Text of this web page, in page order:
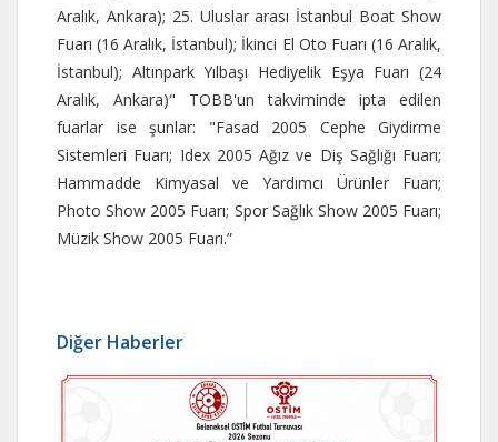
Aralık, Ankara); 25. Uluslar arası İstanbul Boat Show
Fuarı (16 Aralık, İstanbul); İkinci El Oto Fuarı (16 Aralık,
İstanbul); Altınpark Yılbaşı Hediyelik Eşya Fuarı (24
Aralık, Ankara)" TOBB'un takviminde ipta edilen
fuarlar ise şunlar: "Fasad 2005 Cephe Giydirme
Sistemleri Fuarı; Idex 2005 Ağız ve Diş Sağlığı Fuarı;
Hammadde Kimyasal ve Yardımcı Ürünler Fuarı;
Photo Show 2005 Fuarı; Spor Sağlık Show 2005 Fuarı;
Müzik Show 2005 Fuarı.”
Diğer Haberler